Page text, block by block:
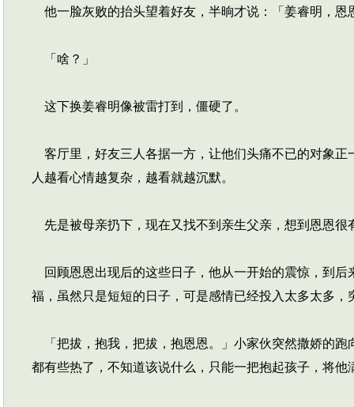
他一脸灰败的抬头望着好友，半晌才说：「姜睿明，恩
「啥？」
这下换姜睿明像被雷打到，僵硬了。
客厅里，好友三人各据一方，让他们头痛不已的对象正
人越看心情越复杂，越看就越沉默。
先是被母亲扔下，现在又找不到亲生父亲，想到恩恩
回顾恩恩出现后的这些日子，他从一开始的震惊，到后
福，虽然只是短短的日子，可是感情已经投入太多太多
「把拔，抱我，把拔，抱恩恩。」小家伙突然撒娇的跑
都有些热了，不知道该说什么，只能一把抱起孩子，将